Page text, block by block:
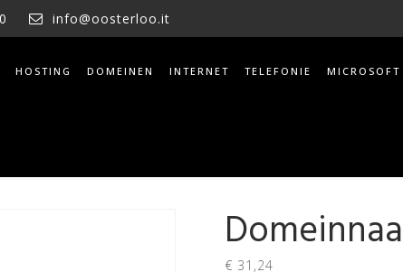
info@oosterloo.it
HOSTING DOMEINEN INTERNET TELEFONIE
€ 31,24